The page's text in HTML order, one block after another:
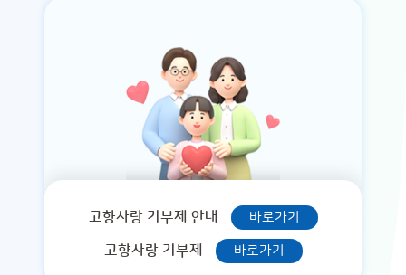
고향사랑 기부제 안내 바로가기
고향사랑 기부제 바로가기